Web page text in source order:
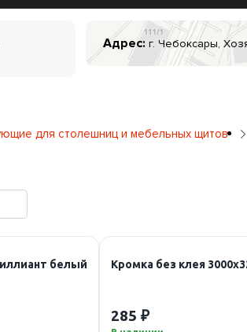
Адрес: г. Чебоксары,
для столешниц и мебельных щитов
белый Кромка без клея
285 ₽